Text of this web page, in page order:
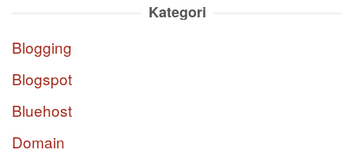
Kategori
Blogging
Blogspot
Bluehost
Domain